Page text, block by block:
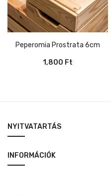
Peperomia Prostrata 6cm
1,800 Ft
NYITVATARTÁS
INFORMÁCIÓK